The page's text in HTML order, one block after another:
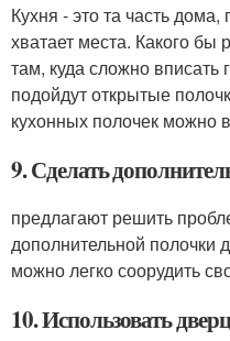
Кухня - это та часть дома,
хватает места. Какого
там, куда сложно
подойдут открытые
кухонных полочек можно
9. Сделать
предлагают решить
дополнительной полочки
можно легко соорудить
10. Использовать